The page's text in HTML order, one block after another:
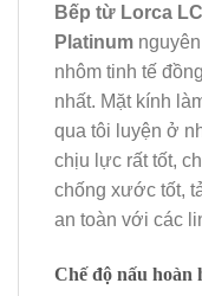
Bếp từ Lorca
Platinum
nhôm tinh tế
nhất. Mặt kính
qua tôi luyện ở
chịu lực rất tốt,
chống xước tốt,
an toàn với các
Chế độ nấu hoàn